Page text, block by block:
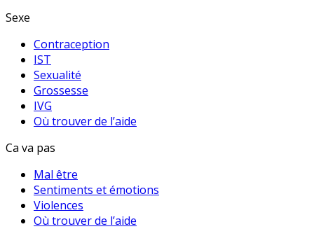
Sexe
Contraception
IST
Sexualité
Grossesse
IVG
Où trouver de l’aide
Ca va pas
Mal être
Sentiments et émotions
Violences
Où trouver de l’aide